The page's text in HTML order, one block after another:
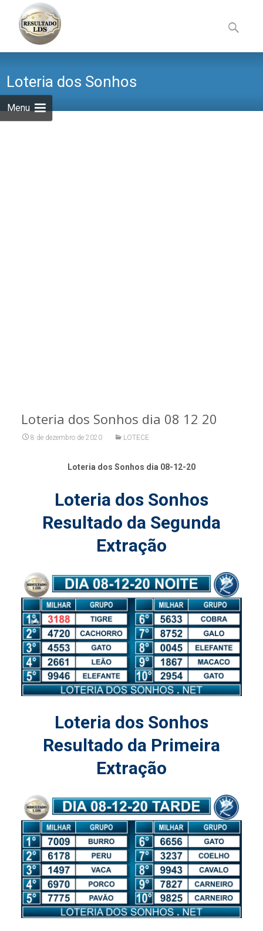
Menu
to
content
por:
Loteria dos Sonhos
Loteria dos Sonhos dia 08 12 20
8 de dezembro de 2020 LOTECE
Loteria dos Sonhos dia 08-12-20
Loteria dos Sonhos
Resultado da Segunda
Extração
Loteria dos Sonhos
Resultado da Primeira
Extração